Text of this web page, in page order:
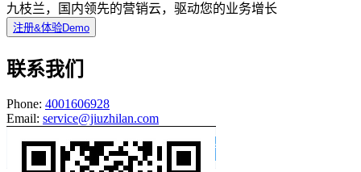
九枝兰，国内领先的营销云，驱动您的业务增长
注册&体验Demo
联系我们
Phone: 4001606928
Email: service@jiuzhilan.com